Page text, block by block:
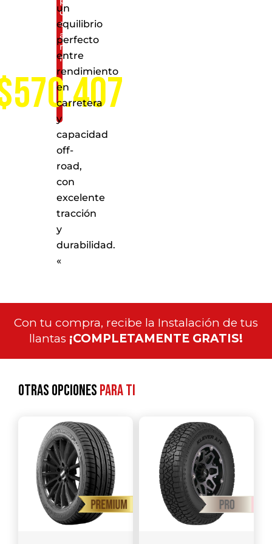
de
servicio
a
nivel
nacional
un
equilibrio
perfecto
entre
rendimiento
en
carretera
y
capacidad
off-
road,
con
excelente
tracción
y
durabilidad.
«
Con tu compra, recibe la Instalación de tus
llantas ¡COMPLETAMENTE GRATIS!
Otras opcionespara ti